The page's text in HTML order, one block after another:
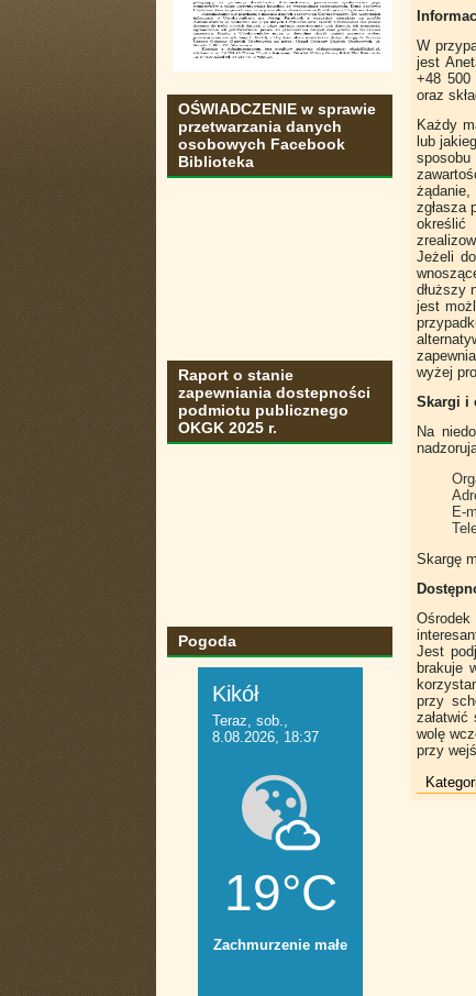
OŚWIADCZENIE w sprawie
przetwarzania danych
osobowych Facebook
Biblioteka
Raport o stanie
zapewniania dostepności
podmiotu publicznego
OKGK 2025 r.
Pogoda
W
jest
+48 500
oraz
Każdy
lub
żądanie,
zgłasza
określić
Jeżeli
dłuższy
jest
wyżej
Skargi i
Na
E-
Skargę
Ośrodek
Jest
brakuje
przy
wolę
przy